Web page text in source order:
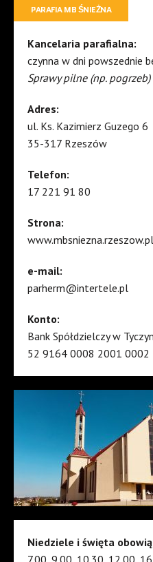
PARAFIA MB ŚNIEŻNA
Kancelaria parafialna:
czynna w dni powszednie
Sprawy pilne (np.
Adres:
ul. Ks. Kazimierz Guzego 6
35-317 Rzeszów
Telefon:
17 221 91 80
Strona:
www.mbsniezna.rzeszow.pl
e-mail:
parherm@intertele.pl
Konto:
Bank Spółdzielczy w
52 9164 0008 2001 0002
Niedziele i święta
7.00, 9.00, 10.30, 12.00,